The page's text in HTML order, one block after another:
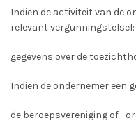
Indien de activiteit van de
relevant vergunningstelsel:
gegevens over de
Indien de ondernemer een
de beroepsvereniging of